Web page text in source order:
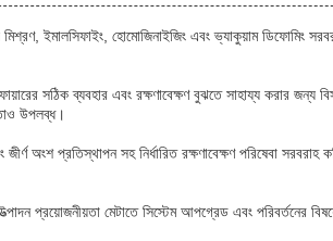
মিশ্রণ, ইমালসিফাইং, হোমোজিনাইজিং এবং ভ্যাকুয়াম ডিফোমিং
সঠিক ব্যবহার এবং রক্ষণাবেক্ষণ বুঝতে সাহায্য করার জন্য
উপলব্ধ।
অংশ প্রতিস্থাপন সহ নির্ধারিত রক্ষণাবেক্ষণ পরিষেবা সরবরাহ
প্রয়োজনীয়তা মেটাতে সিস্টেম আপগ্রেড এবং পরিবর্তনের